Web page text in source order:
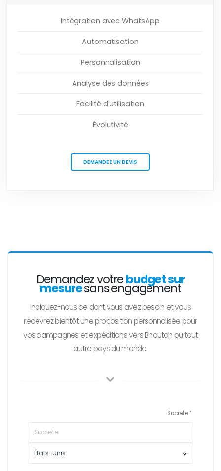
Intégration avec WhatsApp
Automatisation
Personnalisation
Analyse des données
Facilité d'utilisation
Évolutivité
DEMANDEZ UN DEVIS
Demandez votrebudget sur
mesuresans engagement
Indiquez-nous ce dont vous avez besoin et vous
recevrez bientôt une proposition personnalisée pour
vos campagnes et expéditions vers Bhoutan ou tout
autre pays du monde.
Societe